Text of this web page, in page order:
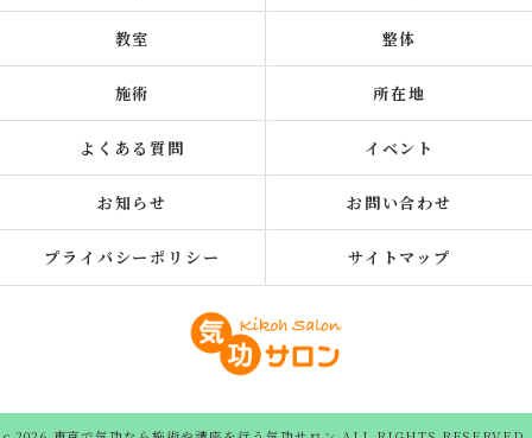
教室 整体
施術 所在地
よくある質問 イベント
お知らせ お問い合わせ
プライバシーポリシー サイトマップ